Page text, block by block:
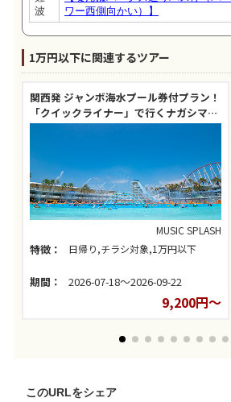
波
ワー西側向かい）】
1万円以下に関連するツアー
関西発 ジャンボ海水プール券付プラン！
「クイックライナー」で行くナガシマス
パーランド
MUSIC SPLASH
特徴： 日帰り,チラシ対象,1万円以下
期間： 2026-07-18～2026-09-22
9,200円～
このURLをシェア